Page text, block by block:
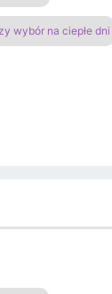
wybór na ciepłe dni